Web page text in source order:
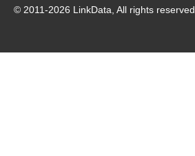
© 2011-2026 LinkData, All rights reserved.